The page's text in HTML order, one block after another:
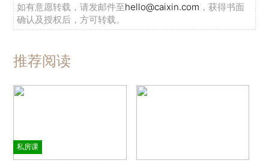
如有意愿转载，请发邮件至hello@caixin.com ，获得书面
确认及授权后，方可转载。
推荐阅读
私房课